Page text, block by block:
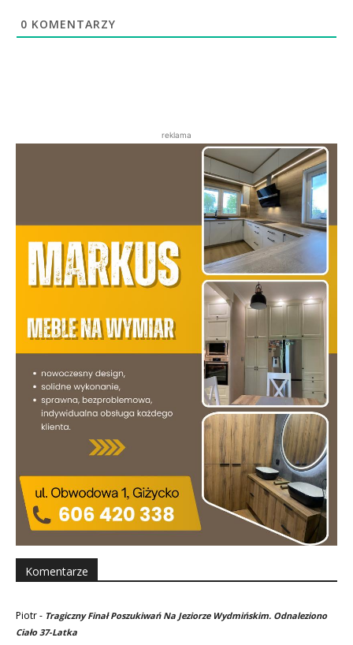
0 KOMENTARZY
reklama
Komentarze
Piotr- Tragiczny Finał Poszukiwań Na Jeziorze Wydmińskim. Odnaleziono
Ciało 37-Latka